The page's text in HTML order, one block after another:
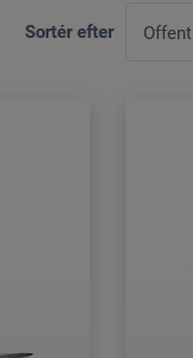
Sortér efter